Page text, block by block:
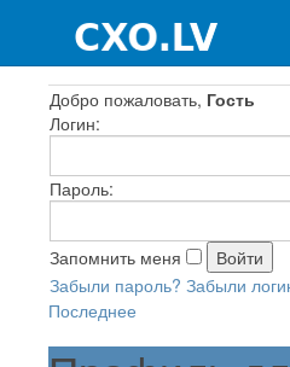
Добро пожаловать, Гость
Логин:
Пароль:
Запомнить меня
Забыли пароль? Забыли
Последнее